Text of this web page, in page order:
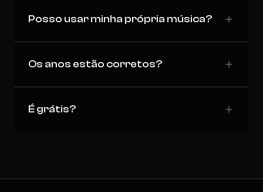
Posso usar minha própria música?
Os anos estão corretos?
É grátis?